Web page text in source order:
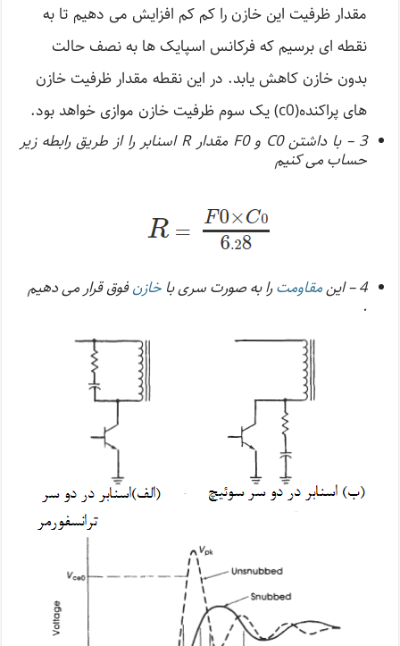
مقدار ظرفیت این خازن را کم کم افزایش می دهیم تا به
نقطه ای برسیم که فرکانس اسپایک ها به نصف حالت
بدون خازن کاهش یابد. در این نقطه مقدار ظرفیت خازن
های پراکنده(c0) یک سوم ظرفیت خازن موازی خواهد بود.
3 – با داشتن C0 و F0 مقدار R اسنابر را از طریق رابطه زیر
حساب می کنیم
4 – این مقاومترا به صورت سری باخازنفوق قرار می دهیم
.